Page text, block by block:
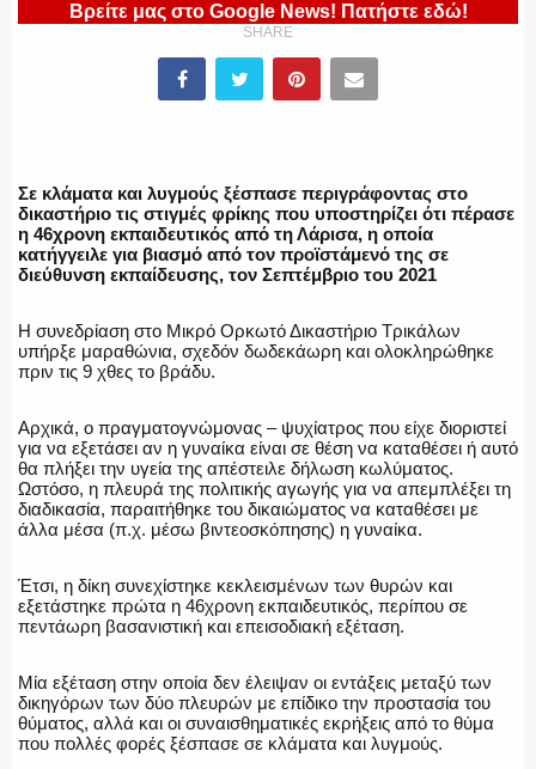
ΛΙΜΕΝΙΚΟ
ΕΚΑΒ
ΑΣΤΥΝΟΜΙΚΟ ΡΕΠΟΡΤΑΖ
Η ΦΩΝΗ ΣΟΥ
Βρείτε μας στο Google News! Πατήστε εδώ!
SHARE
Σε κλάματα και λυγμούς ξέσπασε περιγράφοντας στο
δικαστήριο τις στιγμές φρίκης που υποστηρίζει ότι πέρασε
η 46χρονη εκπαιδευτικός από τη Λάρισα, η οποία
κατήγγειλε για βιασμό από τον προϊστάμενό της σε
διεύθυνση εκπαίδευσης, τον Σεπτέμβριο του 2021
Η συνεδρίαση στο Μικρό Ορκωτό Δικαστήριο Τρικάλων
υπήρξε μαραθώνια, σχεδόν δωδεκάωρη και ολοκληρώθηκε
πριν τις 9 χθες το βράδυ.
Αρχικά, ο πραγματογνώμονας – ψυχίατρος που είχε διοριστεί
για να εξετάσει αν η γυναίκα είναι σε θέση να καταθέσει ή αυτό
θα πλήξει την υγεία της απέστειλε δήλωση κωλύματος.
Ωστόσο, η πλευρά της πολιτικής αγωγής για να απεμπλέξει τη
διαδικασία, παραιτήθηκε του δικαιώματος να καταθέσει με
άλλα μέσα (π.χ. μέσω βιντεοσκόπησης) η γυναίκα.
Έτσι, η δίκη συνεχίστηκε κεκλεισμένων των θυρών και
εξετάστηκε πρώτα η 46χρονη εκπαιδευτικός, περίπου σε
πεντάωρη βασανιστική και επεισοδιακή εξέταση.
Μία εξέταση στην οποία δεν έλειψαν οι εντάξεις μεταξύ των
δικηγόρων των δύο πλευρών με επίδικο την προστασία του
θύματος, αλλά και οι συναισθηματικές εκρήξεις από το θύμα
που πολλές φορές ξέσπασε σε κλάματα και λυγμούς.